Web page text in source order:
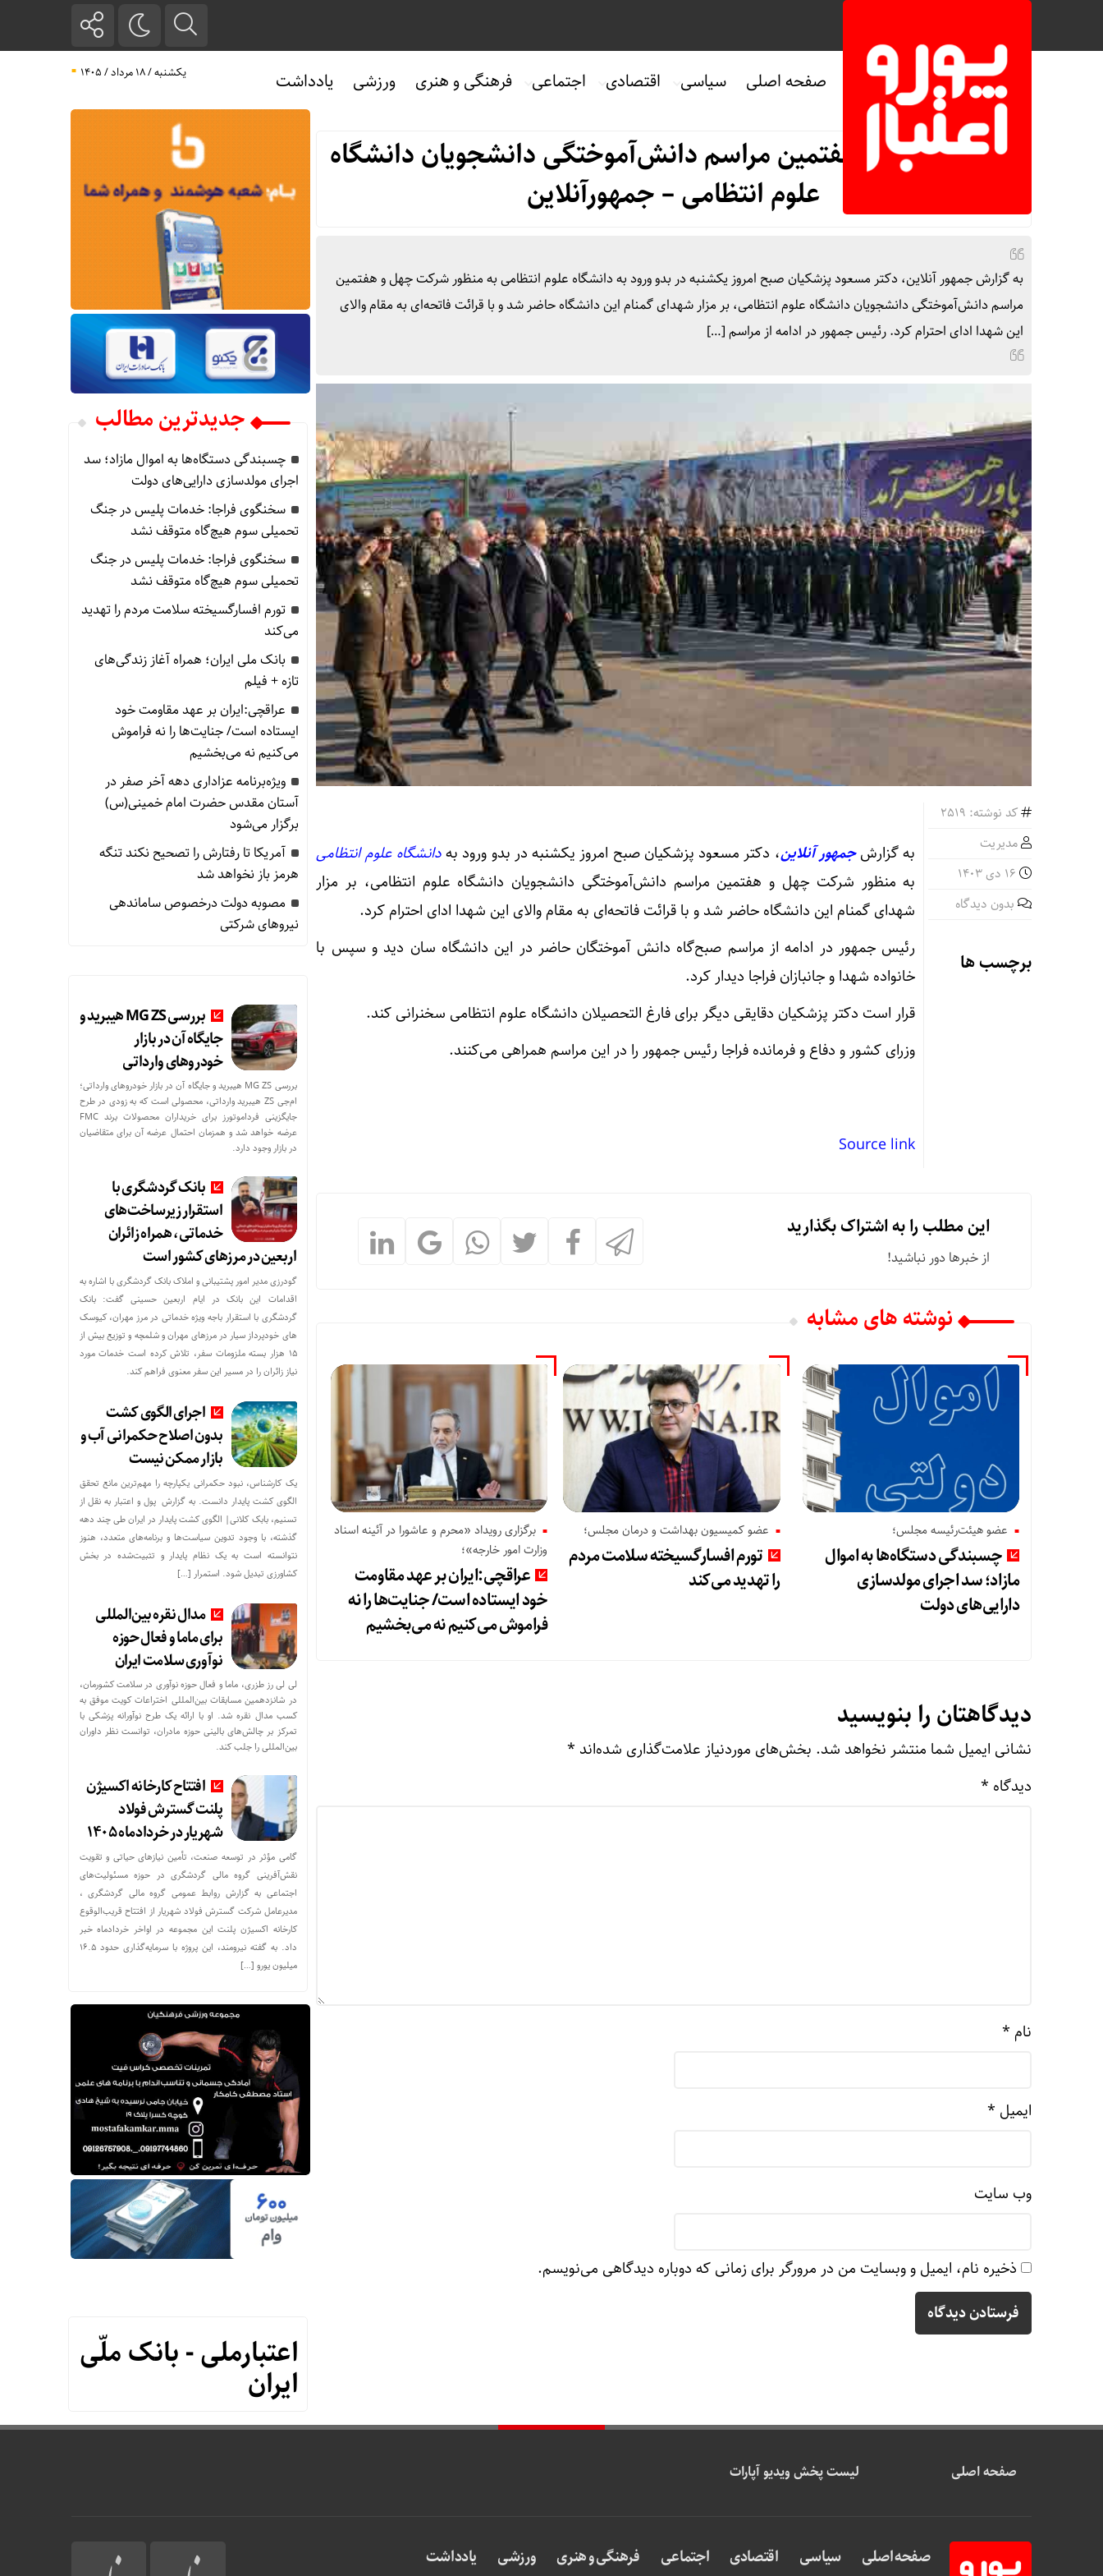
صفحه اصلی سیاسی اقتصادی اجتماعی فرهنگی و هنری ورزشی یادداشت یکشنبه / ۱۸ مرداد / ۱۴۰۵
صفحه نخست سیاسی
برگزاری چهل و هفتمین مراسم دانش‌آموختگی دانشجویان دانشگاه
علوم انتظامی – جمهورآنلاین
به گزارش جمهور آنلاین، دکتر مسعود پزشکیان صبح امروز یکشنبه در بدو ورود به دانشگاه علوم انتظامی به منظور شرکت چهل و هفتمین
مراسم دانش‌آموختگی دانشجویان دانشگاه علوم انتظامی، بر مزار شهدای گمنام این دانشگاه حاضر شد و با قرائت فاتحه‌ای به مقام والای
این شهدا ادای احترام کرد. رئیس جمهور در ادامه از مراسم […]
کد نوشته: 2519
مدیریت
بدون دیدگاه
برچسب ها
به گزارشجمهور آنلاین، دکتر مسعود پزشکیان صبح امروز یکشنبه در بدو ورود بهدانشگاه علوم انتظامی
به منظور شرکت چهل و هفتمین مراسم دانش‌آموختگی دانشجویان دانشگاه علوم انتظامی، بر مزار
شهدای گمنام این دانشگاه حاضر شد و با قرائت فاتحه‌ای به مقام والای این شهدا ادای احترام کرد.
رئیس جمهور در ادامه از مراسم صبح‌گاه دانش آموختگان حاضر در این دانشگاه سان دید و سپس با
خانواده شهدا و جانبازان فراجا دیدار کرد.
قرار است دکتر پزشکیان دقایقی دیگر برای فارغ التحصیلان دانشگاه علوم انتظامی سخنرانی کند.
وزرای کشور و دفاع و فرمانده فراجا رئیس جمهور را در این مراسم همراهی می‌کنند.
Source link
این مطلب را به اشتراک بگذارید
از خبرها دور نباشید!
نوشته های مشابه
عضو هیئت‌رئیسه مجلس؛
چسبندگی دستگاه‌ها به اموال
مازاد؛ سد اجرای مولدسازی
دارایی‌های دولت
عضو کمیسیون بهداشت و درمان مجلس؛
تورم افسارگسیخته سلامت مردم
را تهدید می‌کند
برگزاری رویداد «محرم و عاشورا در آئینه اسناد
وزارت امور خارجه»؛
عراقچی:ایران بر عهد مقاومت
خود ایستاده است/ جنایت‌ها را نه
فراموش می‌کنیم نه می‌بخشیم
دیدگاهتان را بنویسید
نشانی ایمیل شما منتشر نخواهد شد. بخش‌های موردنیاز علامت‌گذاری شده‌اند *
دیدگاه *
نام *
ایمیل *
وب‌ سایت
ذخیره نام، ایمیل و وبسایت من در مرورگر برای زمانی که دوباره دیدگاهی می‌نویسم.
جدیدترین مطالب
چسبندگی دستگاه‌ها به اموال مازاد؛ سد
اجرای مولدسازی دارایی‌های دولت
سخنگوی فراجا: خدمات پلیس در جنگ
تحمیلی سوم هیچ‌گاه متوقف نشد
سخنگوی فراجا: خدمات پلیس در جنگ
تحمیلی سوم هیچ‌گاه متوقف نشد
تورم افسارگسیخته سلامت مردم را تهدید
می‌کند
بانک ملی ایران؛ همراه آغاز زندگی‌های
تازه + فیلم
عراقچی:ایران بر عهد مقاومت خود
ایستاده است/ جنایت‌ها را نه فراموش
می‌کنیم نه می‌بخشیم
ویژه‌برنامه عزاداری دهه آخر صفر در
آستان مقدس حضرت امام خمینی(س)
برگزار می‌شود
آمریکا تا رفتارش را تصحیح نکند تنگه
هرمز باز نخواهد شد
مصوبه دولت درخصوص ساماندهی
نیروهای شرکتی
بررسی MG ZS هیبرید و
جایگاه آن در بازار
خودروهای وارداتی
بررسی MG ZS هیبرید و جایگاه آن در بازار خودروهای وارداتی؛
ام‌جی ZS هیبرید وارداتی، محصولی است که به زودی در طرح
جایگزینی فرداموتورز برای خریداران محصولات برند FMC
عرضه خواهد شد و همزمان احتمال عرضه آن برای متقاضیان
در بازار وجود دارد.
بانک گردشگری با
استقرار زیرساخت‌های
خدماتی، همراه زائران
اربعین در مرزهای کشور است
گودرزی مدیر امور پشتیبانی و املاک بانک گردشگری با اشاره به
اقدامات این بانک در ایام اربعین حسینی گفت: بانک
گردشگری با استقرار باجه ویژه خدماتی در مرز مهران، کیوسک
های خودپرداز سیار در مرزهای مهران و شلمچه و توزیع بیش از
۱۵ هزار بسته ملزومات سفر، تلاش کرده است خدمات مورد
نیاز زائران را در مسیر این سفر معنوی فراهم کند.
اجرای الگوی کشت
بدون اصلاح حکمرانی آب و
بازار ممکن نیست
یک کارشناس، نبود حکمرانی یکپارچه را مهم‌ترین مانع تحقق
الگوی کشت پایدار دانست. به گزارش پول و اعتبار به نقل از
تسنیم، بابک کلانی| الگوی کشت پایدار در ایران طی چند دهه
گذشته، با وجود تدوین سیاست‌ها و برنامه‌های متعدد، هنوز
نتوانسته است به یک نظام پایدار و تثبیت‌شده در بخش
کشاورزی تبدیل شود. استمرار […]
مدال نقره بین‌المللی
برای ماما و فعال حوزه
نوآوری سلامت ایران
لی لی رز طزری، ماما و فعال حوزه نوآوری در سلامت کشورمان،
در شانزدهمین مسابقات بین‌المللی اختراعات کویت موفق به
کسب مدال نقره شد. او با ارائه یک طرح نوآورانه پزشکی با
تمرکز بر چالش‌های بالینی حوزه مادران، توانست نظر داوران
بین‌المللی را جلب کند.
افتتاح کارخانه اکسیژن
پلنت گسترش فولاد
شهریار در خردادماه ۱۴۰۵
گامی مؤثر در توسعه صنعت، تأمین نیازهای حیاتی و تقویت
نقش‌آفرینی گروه مالی گردشگری در حوزه مسئولیت‌های
اجتماعی به گزارش روابط عمومی گروه مالی گردشگری ،
مدیرعامل شرکت گسترش فولاد شهریار از افتتاح قریب‌الوقوع
کارخانه اکسیژن پلنت این مجموعه در اواخر خردادماه خبر
داد. به گفته نیرومند، این پروژه با سرمایه‌گذاری حدود ۱۶.۵
میلیون یورو […]
اعتبارملی - بانک ملّی
ایران
صفحه اصلی لیست پخش ویدیو آپارات
صفحه اصلی سیاسی اقتصادی اجتماعی فرهنگی و هنری ورزشی یادداشت